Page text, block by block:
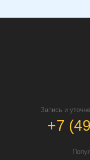
Запись и
+7